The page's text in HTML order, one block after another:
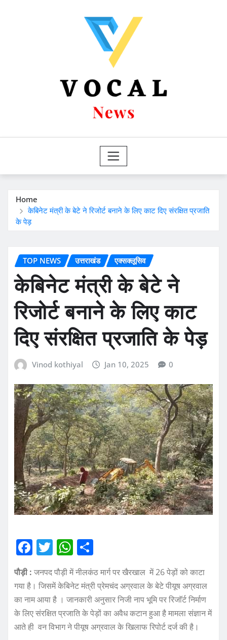
Home
केबिनेट मंत्री के बेटे ने रिजोर्ट बनाने के लिए काट दिए संरक्षित प्रजाति
के पेड़
TOP NEWS उत्तराखंड एक्सक्लूसिव
केबिनेट मंत्री के बेटे ने
रिजोर्ट बनाने के लिए काट
दिए संरक्षित प्रजाति के पेड़
Vinod kothiyal Jan 10, 2025 0
F
c
e
b
o
T
w
it
te
r
W
h
at
s
A
p
a
re
पौड़ी : जनपद पौड़ी में नीलकंठ मार्ग पर खैरखाल में 26 पेड़ों को काटा
गया है। जिसमें केबिनेट मंत्री प्रेमचंद अग्रवाल के बेटे पीयूष अग्रवाल
का नाम आया है । जानकारी अनुसार निजी नाप भूमि पर रिजाॅर्ट निर्माण
के लिए संरक्षित प्रजाति के पेड़ों का अवैध कटान हुआ है मामला संज्ञान में
आते ही वन विभाग ने पीयूष अग्रवाल के खिलाफ रिपोर्ट दर्ज की है।